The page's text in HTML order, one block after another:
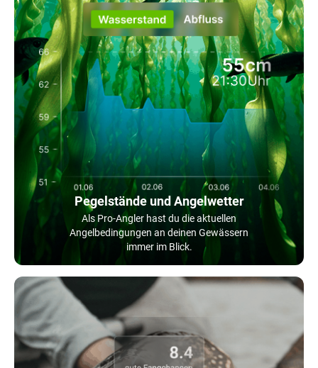
Pegelstände und Angelwetter
Als Pro-Angler hast du die aktuellen
Angelbedingungen an deinen Gewässern
immer im Blick.